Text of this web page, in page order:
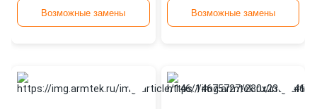
штр.: 85950136 013667F
Возможные замены Возможные замены